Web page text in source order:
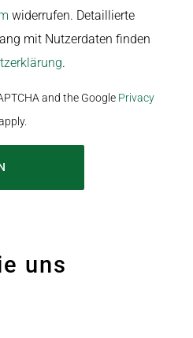
widerrufen. Detaillierte
mit Nutzerdaten finden
.
and the Google Privacy
uns